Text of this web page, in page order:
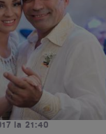
la 21:40